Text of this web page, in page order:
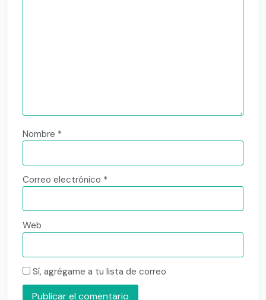
Nombre *
Correo electrónico *
Web
Sí, agrégame a tu lista de correo